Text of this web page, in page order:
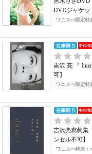
DVDジャケッ
ワニスぺ限定特
吉沢 亮 『
可】
ワニスぺ限定特
吉沢亮寫眞集
ンセル不可】
ワニスぺ特典：